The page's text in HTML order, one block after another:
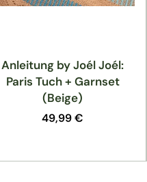
Anleitung by Joél Joél:
Paris Tuch + Garnset
(Beige)
Normaler
49,99 €